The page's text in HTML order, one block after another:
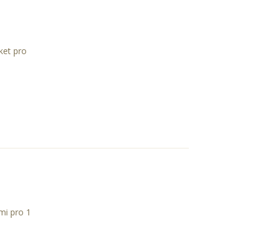
pro
pro 1